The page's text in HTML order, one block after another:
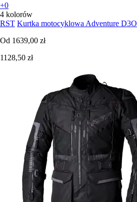
+0
4 kolorów
RST Kurtka motocyklowa Adventure D3O
Od 1639,00 zł
1128,50 zł